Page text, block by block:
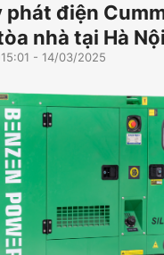
phát điện
nhà tại Hà Nội
15:01 - 14/03/2025